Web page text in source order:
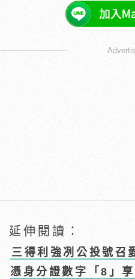
延伸閱讀：
三得利強冽公投號召
憑身分證數字「8」